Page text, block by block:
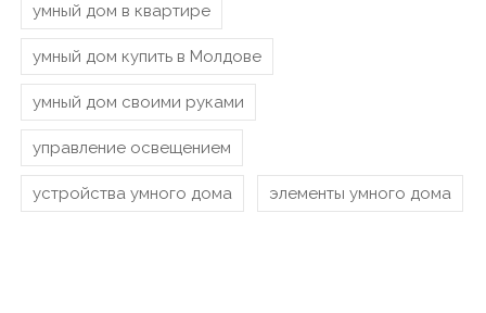
умный дом в квартире
умный дом купить в Молдове
умный дом своими руками
управление освещением
устройства умного дома элементы умного дома